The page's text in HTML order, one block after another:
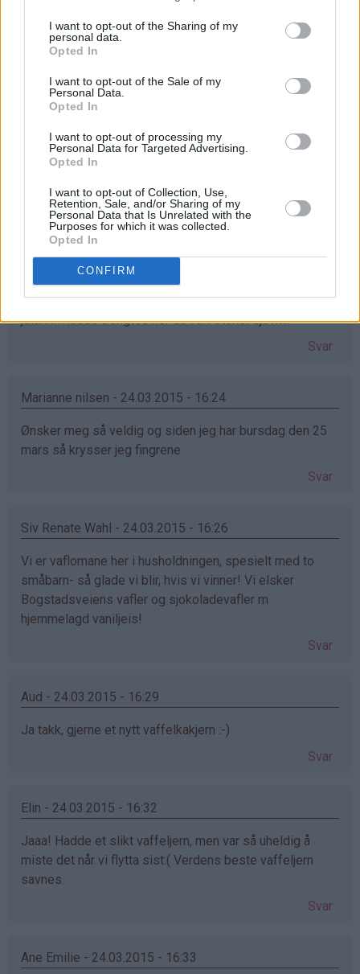
I want to opt-out of the Sharing of my
personal data.
Opted In
I want to opt-out of the Sale of my
Personal Data.
Opted In
I want to opt-out of processing my
Personal Data for Targeted Advertising.
Opted In
I want to opt-out of Collection, Use,
Retention, Sale, and/or Sharing of my
Personal Data that Is Unrelated with the
Purposes for which it was collected.
Opted In
CONFIRM
Iselin - 24.03.2015 - 16:19
Elsker vafler! greit med et nytt vaffeljern som erstatter
det gamle ødelagte :D Elsker bloggen!!
Skulle varit väldigt glad för ett våffeljärn!!
Gunn-Mari - 24.03.2015 - 16:23
jatakk!!Hadde trengtes her da vårt steker ujevnt!
Svar
Marianne nilsen - 24.03.2015 - 16:24
Ønsker meg så veldig og siden jeg har bursdag den 25
mars så krysser jeg fingrene
Svar
Siv Renate Wahl - 24.03.2015 - 16:26
Vi er vaflomane her i husholdningen, spesielt med to
småbarn- så glade vi blir, hvis vi vinner! Vi elsker
Bogstadsveiens vafler og sjokoladevafler m
hjemmelagd vaniljeis!
Svar
Aud - 24.03.2015 - 16:29
Ja takk, gjerne et nytt vaffelkakjern :-)
Svar
Elin - 24.03.2015 - 16:32
Jaaa! Hadde et slikt vaffeljern, men var så uheldig å
miste det når vi flytta sist:( Verdens beste vaffeljern
savnes.
Svar
Ane Emilie - 24.03.2015 - 16:33